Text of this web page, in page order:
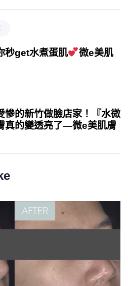
秒get水煮蛋肌
微e美肌
慘的新竹做臉店家！『水微
真的變透亮了—微e美肌膚